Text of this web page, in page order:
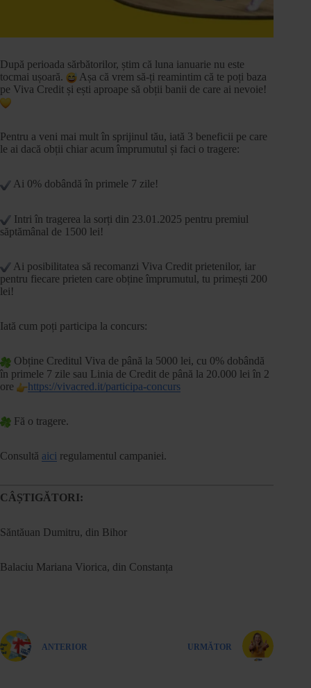
După perioada sărbătorilor, știm că luna ianuarie nu este
tocmai ușoară.
Așa că vrem să-ți reamintim că te poți baza
pe Viva Credit și ești aproape să obții banii de care ai nevoie!
Pentru a veni mai mult în sprijinul tău, iată 3 beneficii pe care
le ai dacă obții chiar acum împrumutul și faci o tragere:
Ai 0% dobândă în primele 7 zile!
Intri în tragerea la sorți din 23.01.2025 pentru premiul
săptămânal de 1500 lei!
Ai posibilitatea să recomanzi Viva Credit prietenilor, iar
pentru fiecare prieten care obține împrumutul, tu primești 200
lei!
Iată cum poți participa la concurs:
Obține Creditul Viva de până la 5000 lei, cu 0% dobândă
în primele 7 zile sau Linia de Credit de până la 20.000 lei în 2
ore
https://vivacred.it/participa-concurs
Fă o tragere.
Consultă aici regulamentul campaniei.
CÂȘTIGĂTORI:
Săntăuan Dumitru, din Bihor
Balaciu Mariana Viorica, din Constanța
ANTERIOR URMĂTOR